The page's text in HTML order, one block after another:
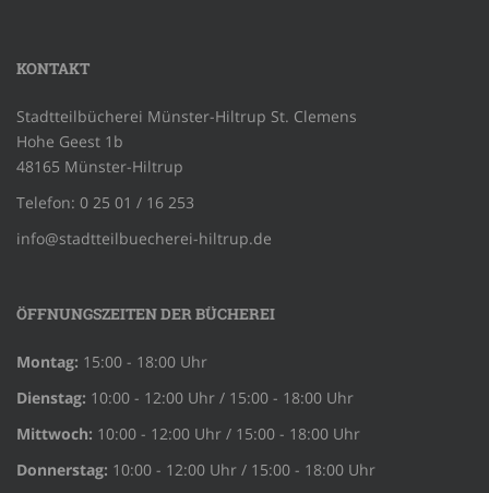
KONTAKT
Stadtteilbücherei Münster-Hiltrup St. Clemens
Hohe Geest 1b
48165 Münster-Hiltrup
Telefon: 0 25 01 / 16 253
info@stadtteilbuecherei-hiltrup.de
ÖFFNUNGSZEITEN DER BÜCHEREI
Montag: 15:00 - 18:00 Uhr
Dienstag: 10:00 - 12:00 Uhr / 15:00 - 18:00 Uhr
Mittwoch: 10:00 - 12:00 Uhr / 15:00 - 18:00 Uhr
Donnerstag: 10:00 - 12:00 Uhr / 15:00 - 18:00 Uhr